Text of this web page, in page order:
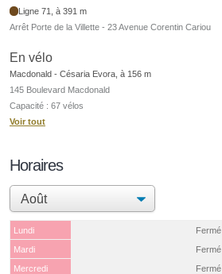
Ligne 71, à 391 m
Arrêt Porte de la Villette - 23 Avenue Corentin Cariou
En vélo
Macdonald - Césaria Evora, à 156 m
145 Boulevard Macdonald
Capacité : 67 vélos
Voir tout
Horaires
Lundi
Fermé
Mardi
Fermé
Mercredi
Fermé